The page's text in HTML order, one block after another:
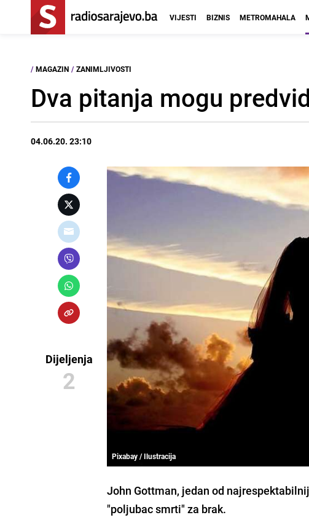
VIJESTI BIZNIS METROMAHALA
/ MAGAZIN / ZANIMLJIVOSTI
Dva pitanja mogu
04.06.20. 23:10
Dijeljenja
2
Pixabay / Ilustracija
John Gottman, jedan od
"poljubac smrti" za brak.